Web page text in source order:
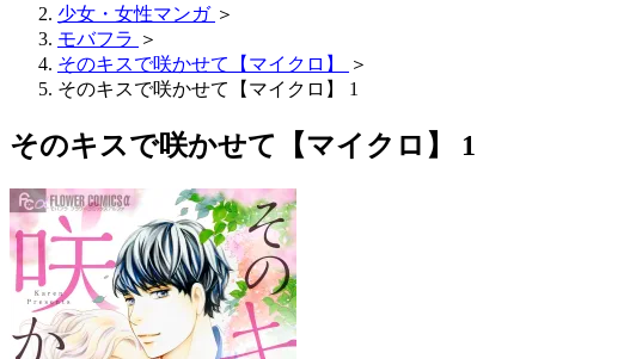
少女・女性マンガ ＞
モバフラ ＞
そのキスで咲かせて【マイクロ】
＞
そのキスで咲かせて【マイクロ】 1
そのキスで咲かせて【マイクロ】 1